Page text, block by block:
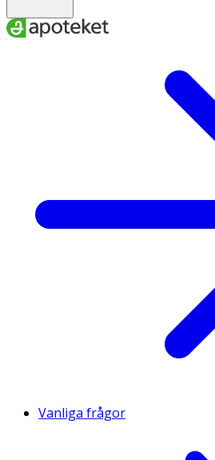
Vanliga frågor